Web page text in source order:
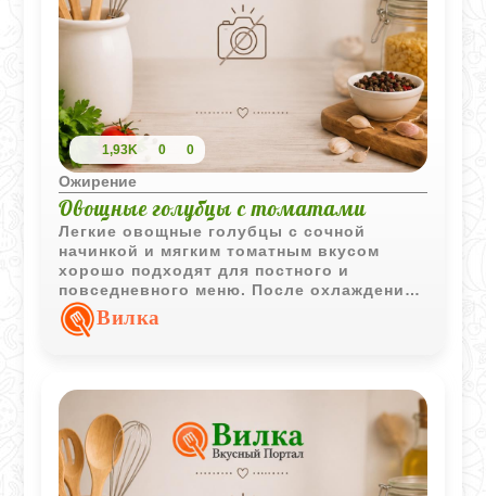
1,93K 0 0
Ожирение
Овощные голубцы с томатами
Легкие овощные голубцы с сочной
начинкой и мягким томатным вкусом
хорошо подходят для постного и
повседневного меню. После охлаждения
блюдо становится еще насыщеннее и
ароматнее.
Вилка